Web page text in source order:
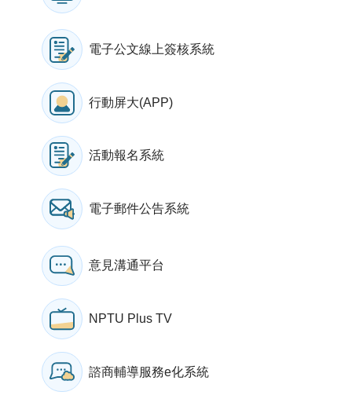
電子公文線上簽核系統
行動屏大(APP)
活動報名系統
電子郵件公告系統
意見溝通平台
NPTU Plus TV
諮商輔導服務e化系統